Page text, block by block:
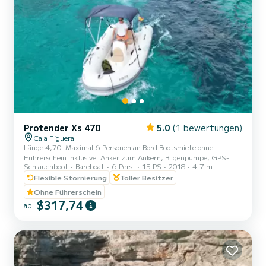
Protender Xs 470 5.0 (1 bewertungen)
Cala Figuera
Länge 4,70. Maximal 6 Personen an Bord Bootsmiete ohne
Führerschein inklusive: Anker zum Ankern, Bilgenpumpe, GPS-
Ortung, Sicherheitsausrüstung, Markise, Badeleiter und
Kühlschrank mit Eis und zwei kleinen Flaschen Wasser. KEINE
Anzahlung/Kaution KRAFTSTOFF INKLUSIVE
BOOTSVERSICHERUNG INKLUSIVE Ihre Schnorchelausrüstung
können Sie am Hafen für 6 € pro Person/Tag ausleihen (Maske mit
Schlauchboot Bareboat 6 Pers. 15 PS 2018
4.7 m
Flexible Stornierung
Toller Besitzer
Ohne Führerschein
ab $317,74